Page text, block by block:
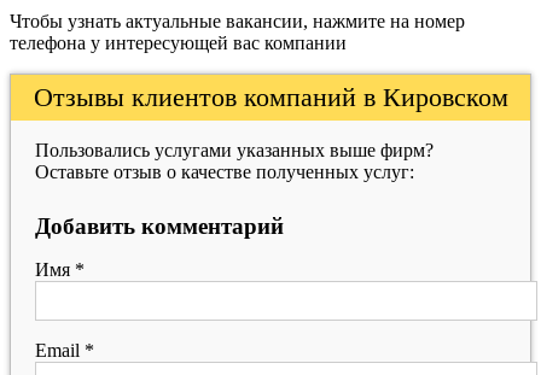
Чтобы узнать актуальные вакансии, нажмите на номер
телефона у интересующей вас компании
Отзывы клиентов компаний в Кировском
Пользовались услугами указанных выше фирм?
Оставьте отзыв о качестве полученных услуг:
Добавить комментарий
Имя *
Email *